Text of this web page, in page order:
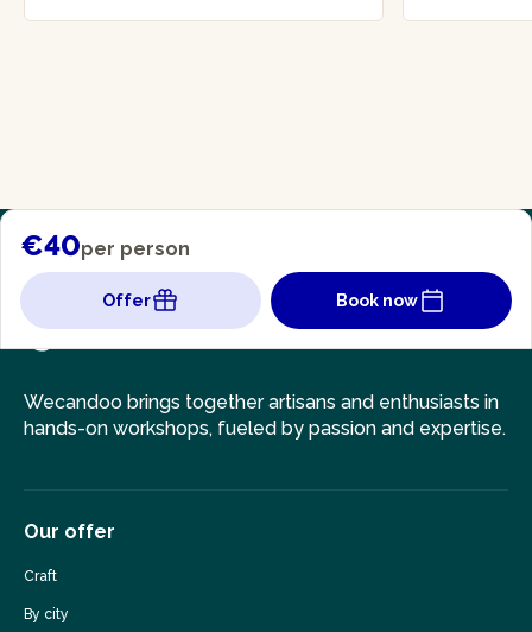
€40per person
Offer Book now
Wecandoo brings together artisans and enthusiasts in
hands-on workshops, fueled by passion and expertise.
Our offer
Craft
By city